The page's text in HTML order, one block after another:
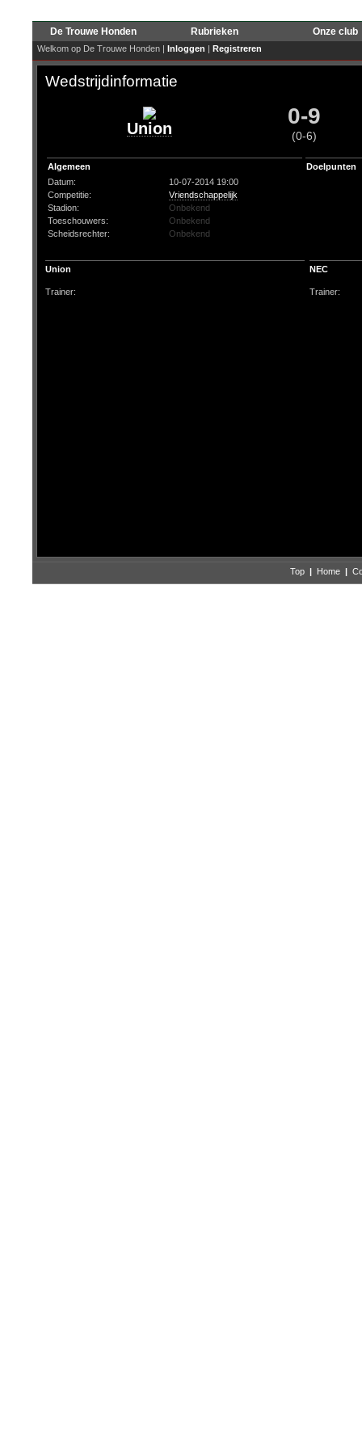
De Trouwe Honden Rubrieken Onze club
Welkom op De Trouwe Honden | Inloggen | Registreren
Wedstrijdinformatie
Union 0-9
(0-6)
Algemeen
Datum:
10-07-2014 19:00
Competitie:
Vriendschappelijk
Stadion:
Onbekend
Toeschouwers:
Onbekend
Scheidsrechter:
Onbekend
Doelpunten
Union NEC
Trainer: Trainer:
Top | Home |